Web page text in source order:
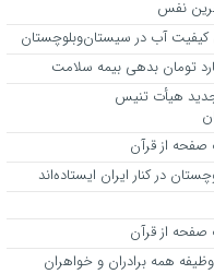
نفس
کیفیت آب در سیستان‌وبلوچستان
هیأت تنیس
از قرآن
در کنار ایران ایستاده‌اند
از قرآن
همه برادران و خواهران